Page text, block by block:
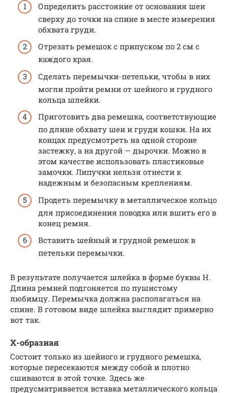
Определить расстояние от основания шеи
сверху до точки на спине в месте измерения
обхвата груди.
Отрезать ремешок с припуском по 2 см с
каждого края.
Сделать перемычки-петельки, чтобы в них
могли пройти ремни от шейного и грудного
кольца шлейки.
Приготовить два ремешка, соответствующие
по длине обхвату шеи и груди кошки. На их
концах предусмотреть на одной стороне
застежку, а на другой — дырочки. Можно в
этом качестве использовать пластиковые
замочки. Липучки нельзя отнести к
надежным и безопасным креплениям.
Продеть перемычку в металлическое кольцо
для присоединения поводка или вшить его в
конец ремня.
Вставить шейный и грудной ремешок в
петельки перемычки.
В результате получается шлейка в форме буквы Н.
Длина ремней подгоняется по пушистому
любимцу. Перемычка должна располагаться на
спине. В готовом виде шлейка выглядит примерно
вот так.
Х-образная
Состоит только из шейного и грудного ремешка,
которые пересекаются между собой и плотно
сшиваются в этой точке. Здесь же
предусматривается вставка металлического кольца